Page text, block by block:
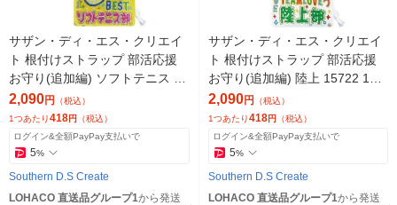
サザン・ディ・エス・クリエイ
ト 根付けストラップ 部活応援
お守り(追加編) ソフトテニス 15
724 1セット(5個)（直送品）
2,090円 （税込）
1つあたり418円 （税込）
ログイン&全額PayPay支払いで
5%
Southern D.S Create
LOHACO 直送品グループ1から発送
サザン・ディ・エス・クリエイ
ト 根付けストラップ 部活応援
お守り(追加編) 陸上 15722 1セ
ット(5個)（直送品）
2,090円 （税込）
1つあたり418円 （税込）
ログイン&全額PayPay支払いで
5%
Southern D.S Create
LOHACO 直送品グループ1から発送